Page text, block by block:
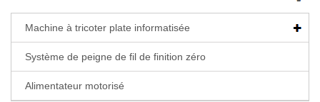
Machine à tricoter plate informatisée
Système de peigne de fil de finition zéro
Alimentateur motorisé